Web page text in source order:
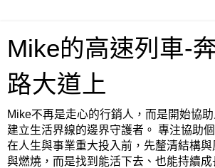
Mike的高速列車-
路大道上
Mike不再是走心的行銷人，而是開始協
建立生活界線的邊界守護者。 專注協助
在人生與事業重大投入前，先釐清結構
與燃燒，而是找到能活下去、也能持續